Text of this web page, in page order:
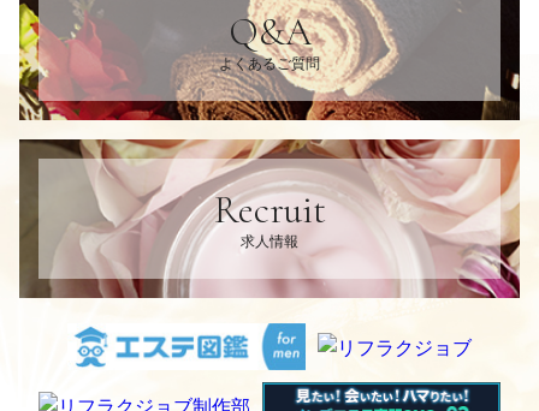
Q&A
よくあるご質問
Recruit
求人情報